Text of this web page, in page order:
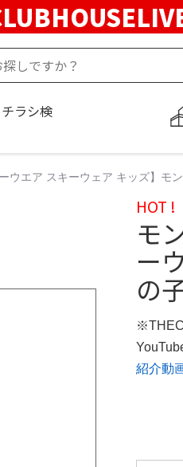
ラシ検
エア スキーウェア キッズ】モ
HOT !
モ
ー
の
紹介動